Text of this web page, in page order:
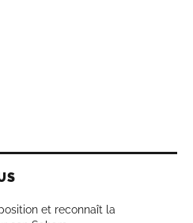
et reconnaît la